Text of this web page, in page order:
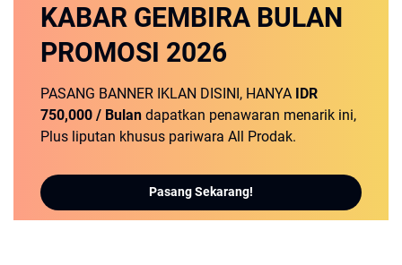
KABAR GEMBIRA BULAN
PROMOSI 2026
PASANG BANNER IKLAN DISINI, HANYA IDR
750,000 / Bulan dapatkan penawaran menarik ini,
Plus liputan khusus pariwara All Prodak.
Pasang Sekarang!